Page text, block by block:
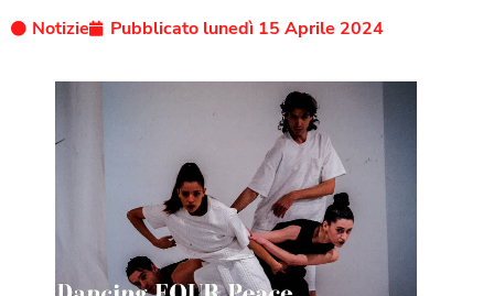
Notizie Pubblicato lunedì 15 Aprile 2024